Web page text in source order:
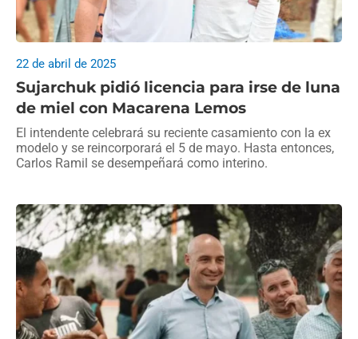
Sujarchuk pidió licencia para irse de luna
de miel con Macarena Lemos
22 de abril de 2025
El intendente celebrará su reciente casamiento con la ex
modelo y se reincorporará el 5 de mayo. Hasta entonces,
Carlos Ramil se desempeñará como interino.